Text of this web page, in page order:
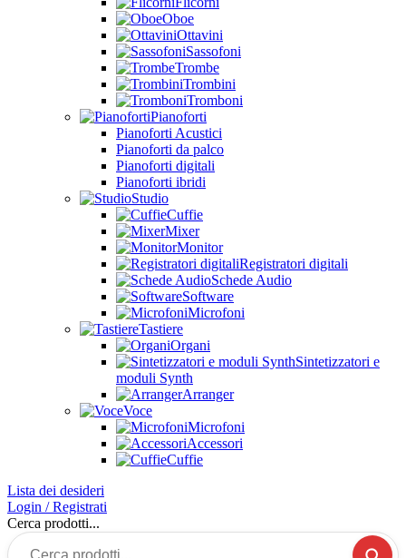
Oboe
Ottavini
Sassofoni
Trombe
Trombini
Tromboni
Pianoforti
Pianoforti Acustici
Pianoforti da palco
Pianoforti digitali
Pianoforti ibridi
Studio
Cuffie
Mixer
Monitor
Registratori digitali
Schede Audio
Software
Microfoni
Tastiere
Organi
Sintetizzatori e
moduli Synth
Arranger
Voce
Microfoni
Accessori
Cuffie
Lista dei desideri
Login / Registrati
Cerca prodotti...